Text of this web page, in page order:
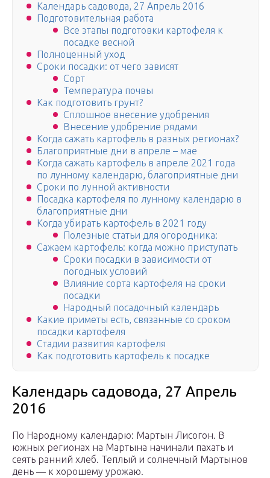
Календарь садовода, 27 Апрель 2016
Подготовительная работа
Все этапы подготовки картофеля к
посадке весной
Полноценный уход
Сроки посадки: от чего зависят
Сорт
Температура почвы
Как подготовить грунт?
Сплошное внесение удобрения
Внесение удобрение рядами
Когда сажать картофель в разных регионах?
Благоприятные дни в апреле – мае
Когда сажать картофель в апреле 2021 года
по лунному календарю, благоприятные дни
Сроки по лунной активности
Посадка картофеля по лунному календарю в
благоприятные дни
Когда убирать картофель в 2021 году
Полезные статьи для огородника:
Сажаем картофель: когда можно приступать
Сроки посадки в зависимости от
погодных условий
Влияние сорта картофеля на сроки
посадки
Народный посадочный календарь
Какие приметы есть, связанные со сроком
посадки картофеля
Стадии развития картофеля
Как подготовить картофель к посадке
Календарь садовода, 27 Апрель
2016
По Народному календарю: Мартын Лисогон. В
южных регионах на Мартына начинали пахать и
сеять ранний хлеб. Теплый и солнечный Мартынов
день — к хорошему урожаю.